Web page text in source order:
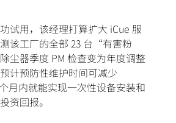
试用，该经理打算扩大 iCue 服
该工厂的全部 23 台“有害粉
尘器季度 PM 检查变为年度调整
计预防性维护时间可减少
月内就能实现一次性设备安装和
资回报。